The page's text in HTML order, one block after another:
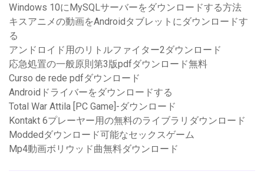
Windows 10にMySQLサーバーをダウンロードする方法
キスアニメの動画をAndroidタブレットにダウンロードす
る
アンドロイド用のリトルファイター2ダウンロード
応急処置の一般原則第3版pdfダウンロード無料
Curso de rede pdfダウンロード
Androidドライバーをダウンロードする
Total War Attila [PC Game]-ダウンロード
Kontakt 6プレーヤー用の無料のライブラリダウンロード
Moddedダウンロード可能なセックスゲーム
Mp4動画ボリウッド曲無料ダウンロード